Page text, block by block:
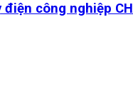
điện công nghiệp